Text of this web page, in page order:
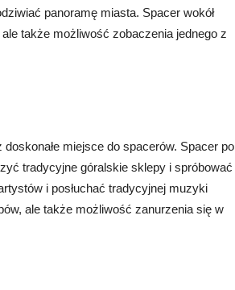
panoramę miasta. Spacer wokół
także możliwość zobaczenia jednego z
miejsce do spacerów. Spacer po
tradycyjne góralskie sklepy i spróbować
i posłuchać tradycyjnej muzyki
ale także możliwość zanurzenia się w